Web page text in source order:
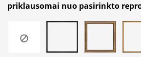
priklausomai nuo pasirinkto